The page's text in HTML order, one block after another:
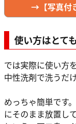
→【写真付
使い方はとて
では実際に使い方
中性洗剤で洗うだけ
めっちゃ簡単です
にそのまま放置し